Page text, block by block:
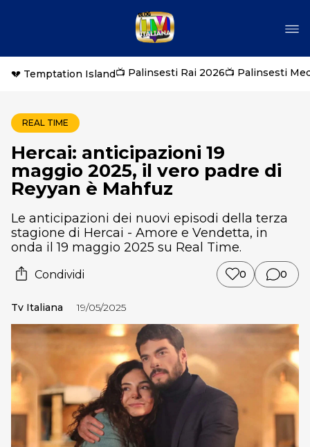
💔 Temptation Island📺 Palinsesti Rai 2026📺 Palinsesti
REAL TIME
Hercai: anticipazioni 19
maggio 2025, il vero padre di
Reyyan è Mahfuz
Le anticipazioni dei nuovi episodi della terza
stagione di Hercai - Amore e Vendetta, in
onda il 19 maggio 2025 su Real Time.
Condividi 0 0
Tv Italiana 19/05/2025